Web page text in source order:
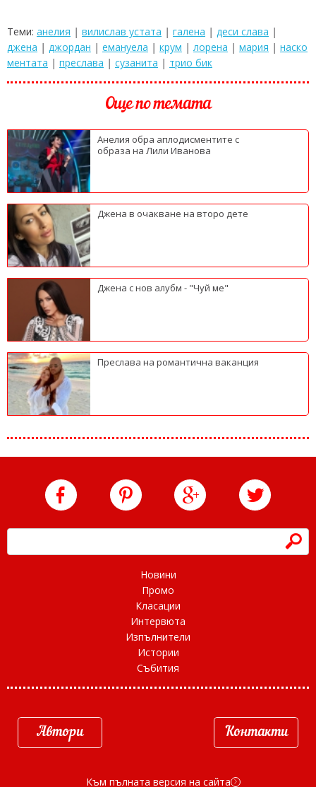
Теми: анелия | вилислав устата | галена | деси слава |
джена | джордан | емануела | крум | лорена | мария | наско
ментата | преслава | сузанита | трио бик
Още по темата
Анелия обра аплодисментите с
образа на Лили Иванова
Джена в очакване на второ дете
Джена с нов алубм - "Чуй ме"
Преслава на романтична ваканция
h
Новини
Промо
Класации
Интервюта
Изпълнители
Истории
Събития
Автори Контакти
Към пълната версия на сайта d